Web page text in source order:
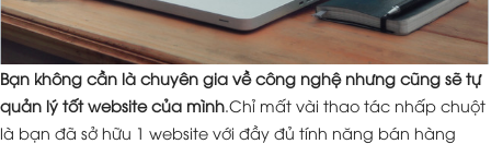
Bạn không cần là chuyên gia về công nghệ nhưng cũng sẽ tự
quản lý tốt website của mình .Chỉ mất vài thao tác nhấp chuột
là bạn đã sở hữu 1 website với đầy đủ tính năng bán hàng